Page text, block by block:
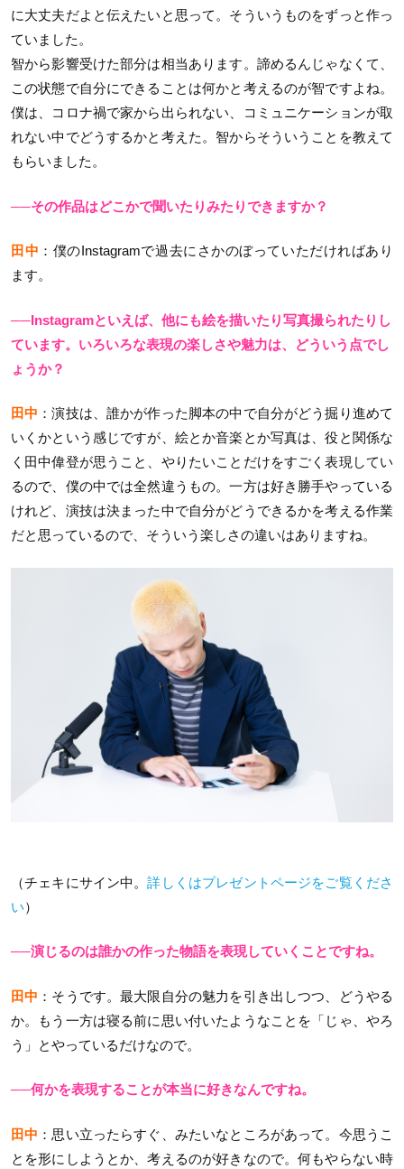
に大丈夫だよと伝えたいと思って。そういうものをずっと作っ
ていました。
智から影響受けた部分は相当あります。諦めるんじゃなくて、
この状態で自分にできることは何かと考えるのが智ですよね。
僕は、コロナ禍で家から出られない、コミュニケーションが取
れない中でどうするかと考えた。智からそういうことを教えて
もらいました。
──その作品はどこかで聞いたりみたりできますか？
田中 ：僕のInstagramで過去にさかのぼっていただければあり
ます。
──Instagramといえば、他にも絵を描いたり写真撮られたりし
ています。いろいろな表現の楽しさや魅力は、どういう点でし
ょうか？
田中 ：演技は、誰かが作った脚本の中で自分がどう掘り進めて
いくかという感じですが、絵とか音楽とか写真は、役と関係な
く田中偉登が思うこと、やりたいことだけをすごく表現してい
るので、僕の中では全然違うもの。一方は好き勝手やっている
けれど、演技は決まった中で自分がどうできるかを考える作業
だと思っているので、そういう楽しさの違いはありますね。
（チェキにサイン中。詳しくはプレゼントページをご覧くださ
い）
──演じるのは誰かの作った物語を表現していくことですね。
田中 ：そうです。最大限自分の魅力を引き出しつつ、どうやる
か。もう一方は寝る前に思い付いたようなことを「じゃ、やろ
う」とやっているだけなので。
──何かを表現することが本当に好きなんですね。
田中 ：思い立ったらすぐ、みたいなところがあって。今思うこ
とを形にしようとか、考えるのが好きなので。何もやらない時